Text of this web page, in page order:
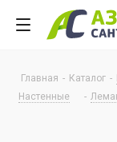
Главная - Каталог -
Настенные
-